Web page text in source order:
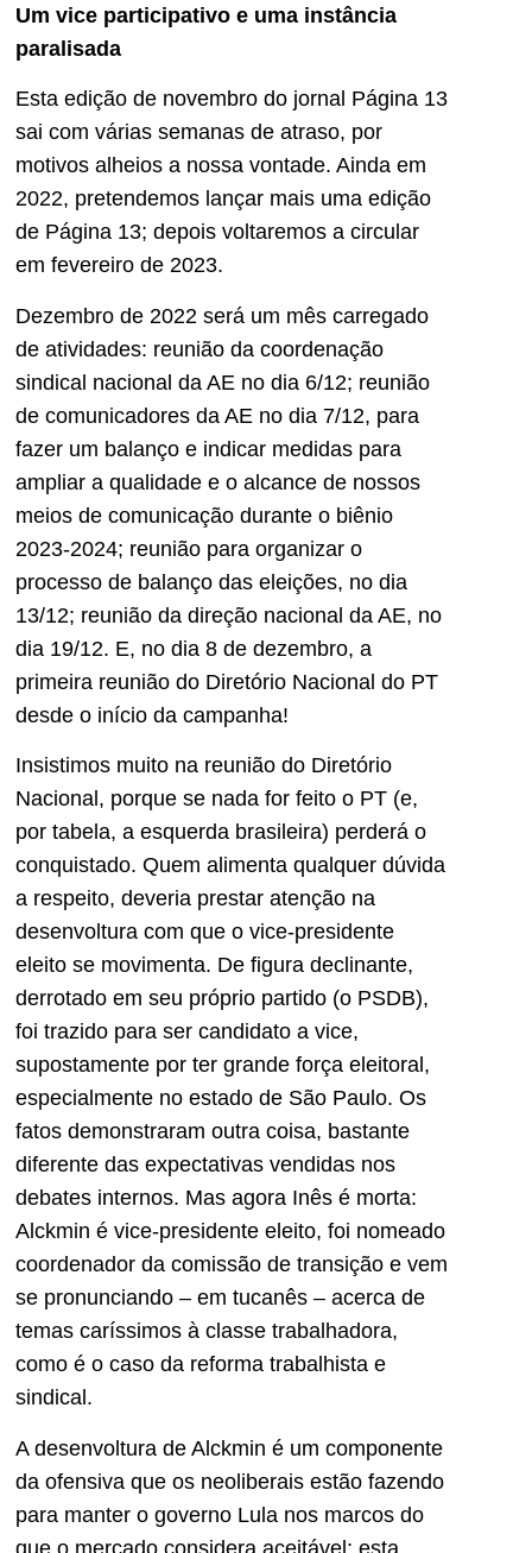
Um vice participativo e uma instância
paralisada
Esta edição de novembro do jornal Página 13
sai com várias semanas de atraso, por
motivos alheios a nossa vontade. Ainda em
2022, pretendemos lançar mais uma edição
de Página 13; depois voltaremos a circular
em fevereiro de 2023.
Dezembro de 2022 será um mês carregado
de atividades: reunião da coordenação
sindical nacional da AE no dia 6/12; reunião
de comunicadores da AE no dia 7/12, para
fazer um balanço e indicar medidas para
ampliar a qualidade e o alcance de nossos
meios de comunicação durante o biênio
2023-2024; reunião para organizar o
processo de balanço das eleições, no dia
13/12; reunião da direção nacional da AE, no
dia 19/12. E, no dia 8 de dezembro, a
primeira reunião do Diretório Nacional do PT
desde o início da campanha!
Insistimos muito na reunião do Diretório
Nacional, porque se nada for feito o PT (e,
por tabela, a esquerda brasileira) perderá o
conquistado. Quem alimenta qualquer dúvida
a respeito, deveria prestar atenção na
desenvoltura com que o vice-presidente
eleito se movimenta. De figura declinante,
derrotado em seu próprio partido (o PSDB),
foi trazido para ser candidato a vice,
supostamente por ter grande força eleitoral,
especialmente no estado de São Paulo. Os
fatos demonstraram outra coisa, bastante
diferente das expectativas vendidas nos
debates internos. Mas agora Inês é morta:
Alckmin é vice-presidente eleito, foi nomeado
coordenador da comissão de transição e vem
se pronunciando – em tucanês – acerca de
temas caríssimos à classe trabalhadora,
como é o caso da reforma trabalhista e
sindical.
A desenvoltura de Alckmin é um componente
da ofensiva que os neoliberais estão fazendo
para manter o governo Lula nos marcos do
que o mercado considera aceitável; esta